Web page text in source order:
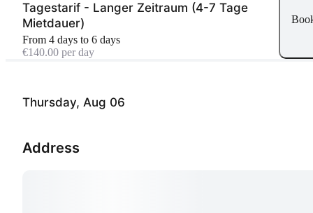
Thursday, Aug 06
Address
Tagestarif - Langer Zeitraum (4-7 Tage
Mietdauer)
From 4 days to 6 days
€140.00 per day